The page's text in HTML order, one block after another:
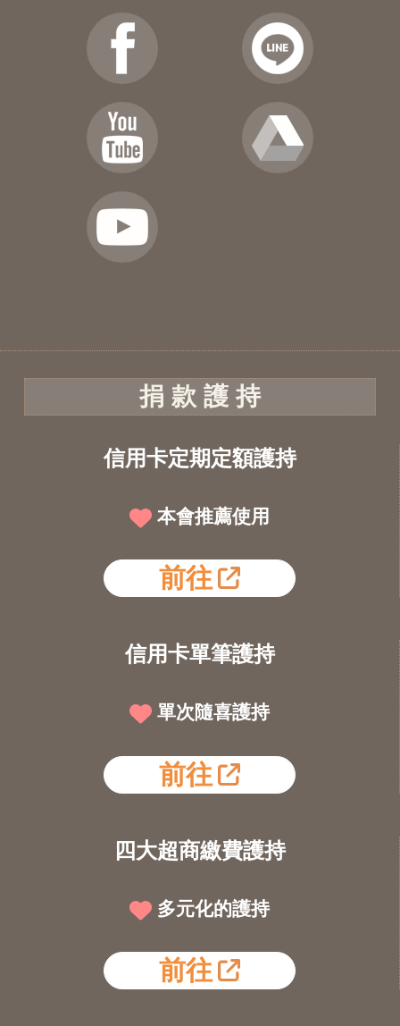
捐 款 護 持
信用卡定期定額護持
本會推薦使用
前往
信用卡單筆護持
單次隨喜護持
前往
四大超商繳費護持
多元化的護持
前往